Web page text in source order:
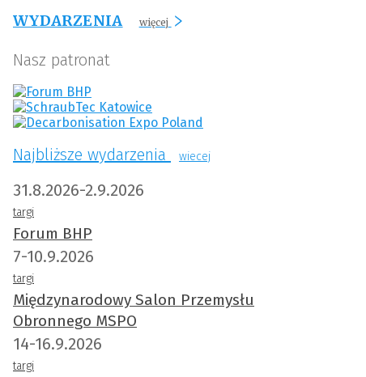
WYDARZENIA więcej
Nasz patronat
Najbliższe wydarzenia wiecej
31.8.2026-2.9.2026
targi
Forum BHP
7-10.9.2026
targi
Międzynarodowy Salon Przemysłu
Obronnego MSPO
14-16.9.2026
targi